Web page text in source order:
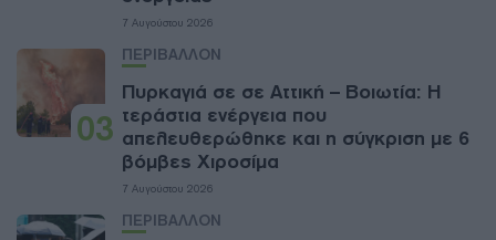
7 Αυγούστου 2026
03
ΠΕΡΙΒΑΛΛΟΝ
Πυρκαγιά σε σε Αττική – Βοιωτία: Η
τεράστια ενέργεια που
απελευθερώθηκε και η σύγκριση με 6
βόμβες Χιροσίμα
7 Αυγούστου 2026
ΠΕΡΙΒΑΛΛΟΝ